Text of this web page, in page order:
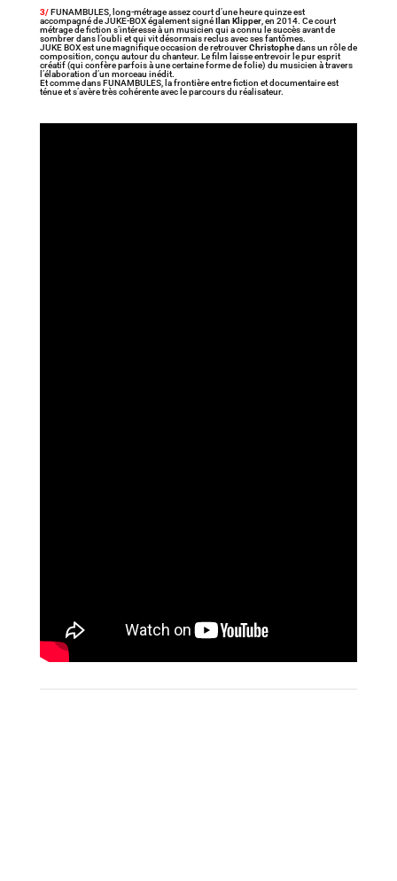
3/FUNAMBULES, long-métrage assez court d’une heure quinze est
accompagné de JUKE-BOX également signéIlan Klipper, en 2014. Ce court
métrage de fiction s’intéresse à un musicien qui a connu le succès avant de
sombrer dans l’oubli et qui vit désormais reclus avec ses fantômes.
JUKE BOX est une magnifique occasion de retrouverChristophedans un rôle de
composition, conçu autour du chanteur. Le film laisse entrevoir le pur esprit
créatif (qui confère parfois à une certaine forme de folie) du musicien à travers
l’élaboration d’un morceau inédit.
Et comme dans FUNAMBULES, la frontière entre fiction et documentaire est
ténue et s’avère très cohérente avec le parcours du réalisateur.